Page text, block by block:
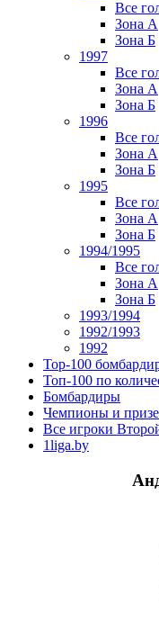
Все
Зона А
Зона Б
1997
Все
Зона А
Зона Б
1996
Все
Зона А
Зона Б
1995
Все
Зона А
Зона Б
1994/1995
Все
Зона А
Зона Б
1993/1994
1992/1993
1992
Top-100
Топ-100 по
Бомбардиры
Чемпионы и
Все игроки
1liga.by